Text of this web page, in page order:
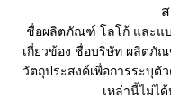
ชื่อผลิตภัณฑ์ โลโก้ และแบ
เกี่ยวข้อง ชื่อบริษัท ผลิตภั
วัตถุประสงค์เพื่อการระบุ
เหล่านี้ไม่ไ